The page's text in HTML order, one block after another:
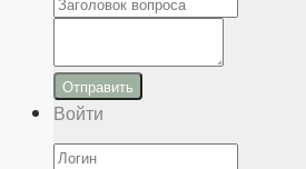
Отправить
Войти